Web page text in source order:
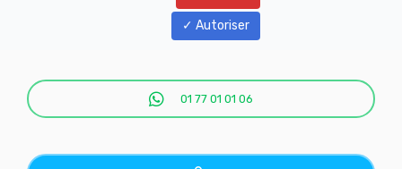
Menu
01 77 01 01 06
Autoriser